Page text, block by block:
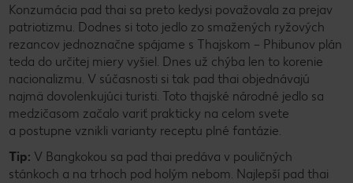
Konzumácia pad thai sa preto kedysi považovala za prejav
patriotizmu. Dodnes si toto jedlo zo smažených ryžových
rezancov jednoznačne spájame s Thajskom – Phibunov plán
teda do určitej miery vyšiel. Dnes už chýba len to korenie
nacionalizmu. V súčasnosti si tak pad thai objednávajú
najmä dovolenkujúci turisti. Toto thajské národné jedlo sa
medzičasom začalo variť prakticky na celom svete
a postupne vznikli varianty receptu plné fantázie.
Tip: V Bangkokou sa pad thai predáva v pouličných
stánkoch a na trhoch pod holým nebom. Najlepší pad thai